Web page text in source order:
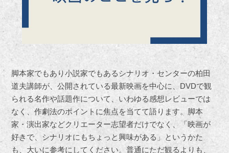
脚本家でもあり小説家でもあるシナリオ・センターの柏田
道夫講師が、公開されている最新映画を中心に、DVDで観
られる名作や話題作について、いわゆる感想レビューでは
なく、作劇法のポイントに焦点を当てて語ります。脚本
家・演出家などクリエーター志望者だけでなく、「映画が
好きで、シナリオにもちょっと興味がある」というかた
も、大いに参考にしてください。普通にただ観るよりも、